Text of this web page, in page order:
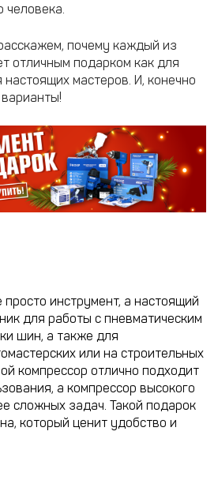
человека.
почему каждый из
отличным подарком как для
мастеров. И, конечно
просто инструмент, а настоящий
для работы с пневматическим
шин, а также для
или на строительных
компрессор отлично подходит
а компрессор высокого
сложных задач. Такой подарок
который ценит удобство и